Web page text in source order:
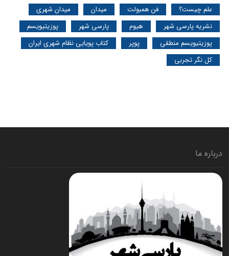
علم چیست؟
فن همبولت میدان
میدان شهری
نشریه پارسی شهر
هیوم پارسی شهر
پوزیتیویسم
پوزیتیویسم منطقی
پوپر
کتاب پویایی نظام شهری ایران
کل نگر تجربی
درباره ما